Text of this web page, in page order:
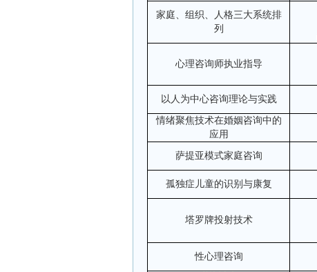
家庭、组织、人格三大系统排
列
心理咨询师执业指导
以人为中心咨询理论与实践
情绪聚焦技术在婚姻咨询中的
应用
萨提亚模式家庭咨询
孤独症儿童的识别与康复
塔罗牌投射技术
性心理咨询